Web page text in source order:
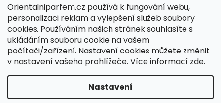
Orientalniparfem.cz používá k fungování webu,
personalizaci reklam a vylepšení služeb soubory
cookies. Používáním našich stránek souhlasíte s
ukládáním souboru cookie na vašem
počítači/zařízení. Nastavení cookies můžete změnit
v nastavení vašeho prohlížeče. Více informací zde.
Nastavení
Facebook
Ciperka.cz